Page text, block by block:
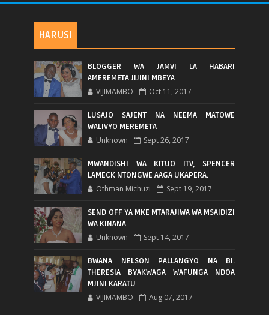
HARUSI
BLOGGER WA JAMVI LA HABARI
AMEREMETA JIJINI MBEYA
VIJIMAMBO Oct 11, 2017
LUSAJO SAJENT NA NEEMA MATOWE
WALIVYO MEREMETA
Unknown Sept 26, 2017
MWANDISHI WA KITUO ITV, SPENCER
LAMECK NTONGWE AAGA UKAPERA.
Othman Michuzi Sept 19, 2017
SEND OFF YA MKE MTARAJIWA WA MSAIDIZI
WA KINANA
Unknown Sept 14, 2017
BWANA NELSON PALLANGYO NA BI.
THERESIA BYAKWAGA WAFUNGA NDOA
MJINI KARATU
VIJIMAMBO Aug 07, 2017